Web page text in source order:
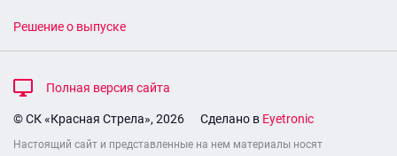
Решение о выпуске
Полная версия сайта
© СК «Красная Стрела», 2026 Сделано в Eyetronic
Настоящий сайт и представленные на нем материалы носят